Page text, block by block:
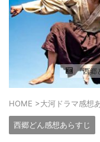
『西郷
HOME >大河ドラマ感想
西郷どん感想あらすじ